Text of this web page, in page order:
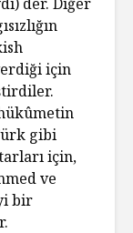
için
gibi
için,
ve
bir